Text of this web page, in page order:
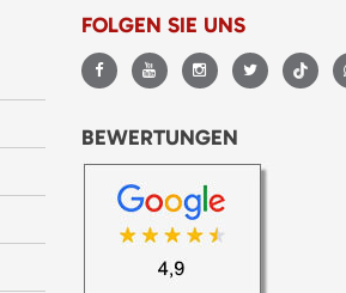
FOLGEN SIE UNS
BEWERTUNGEN